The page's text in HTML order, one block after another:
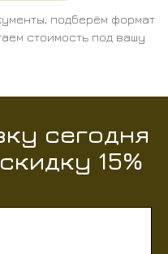
подберём формат
стоимость под вашу
сегодня
15%